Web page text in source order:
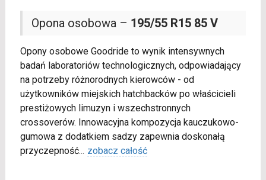
Opona osobowa – 195/55 R15 85 V
Opony osobowe Goodride to wynik intensywnych
badań laboratoriów technologicznych, odpowiadający
na potrzeby różnorodnych kierowców - od
użytkowników miejskich hatchbacków po właścicieli
prestiżowych limuzyn i wszechstronnych
crossoverów. Innowacyjna kompozycja kauczukowo-
gumowa z dodatkiem sadzy zapewnia doskonałą
przyczepność... zobacz całość